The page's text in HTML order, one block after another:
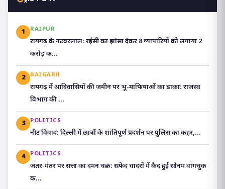
1 RAIPUR
रायगढ़ के नटवरलाल: रईसी का झांसा देकर 8 व्यापारियों को लगाया 2
करोड़ क...
2 RAIGARH
रायगढ़ में आदिवासियों की जमीन पर भू-माफियाओं का डाका: राजस्व
विभाग की ...
3 POLITICS
​नीट विवाद: दिल्ली में छात्रों के शांतिपूर्ण प्रदर्शन पर पुलिस का कहर,...
4 POLITICS
जंतर-मंतर पर सत्ता का दमन चक्र: सफेद चादरों में कैद हुई सोनम वांगचुक
क...